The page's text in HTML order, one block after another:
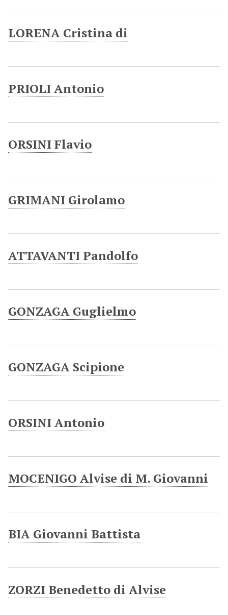
LORENA Cristina di
PRIOLI Antonio
ORSINI Flavio
GRIMANI Girolamo
ATTAVANTI Pandolfo
GONZAGA Guglielmo
GONZAGA Scipione
ORSINI Antonio
MOCENIGO Alvise di M. Giovanni
BIA Giovanni Battista
ZORZI Benedetto di Alvise